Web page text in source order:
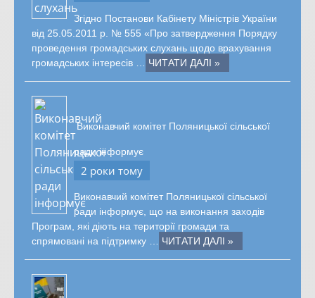
Згідно Постанови Кабінету Міністрів України
від 25.05.2011 р. № 555 «Про затвердження Порядку
проведення громадських слухань щодо врахування
громадських інтересів …
ЧИТАТИ ДАЛІ »
Виконавчий комітет Поляницької сільської
ради інформує
2 роки тому
Виконавчий комітет Поляницької сільської
ради інформує, що на виконання заходів
Програм, які діють на території громади та
спрямовані на підтримку …
ЧИТАТИ ДАЛІ »